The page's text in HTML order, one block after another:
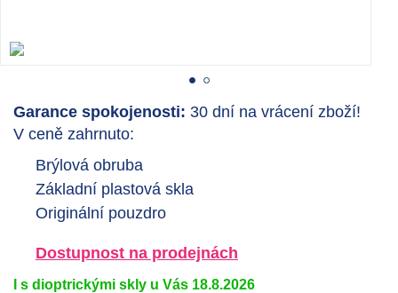
Garance spokojenosti: 30 dní na vrácení zboží!
V ceně zahrnuto:
Brýlová obruba
Základní plastová skla
Originální pouzdro
Dostupnost na prodejnách
I s dioptrickými skly u Vás 18.8.2026